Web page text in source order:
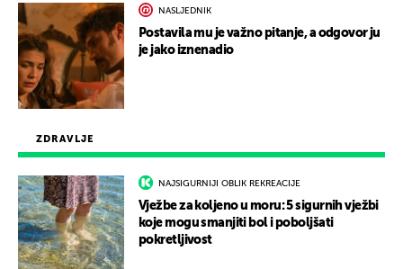
ZDRAVLJE
NAJSIGURNIJI OBLIK REKREACIJE
Vježbe za koljeno u moru: 5 sigurnih vježbi
koje mogu smanjiti bol i poboljšati
pokretljivost
NASLJEDNIK
Postavila mu je važno pitanje, a odgovor ju
je jako iznenadio